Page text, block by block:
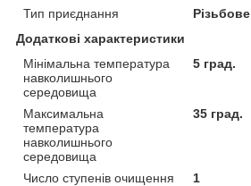
Тип приєднання
Різьбове
Додаткові характеристики
Мінімальна температура
навколишнього
середовища
5 град.
Максимальна
температура
навколишнього
середовища
35 град.
Число ступенів очищення
1